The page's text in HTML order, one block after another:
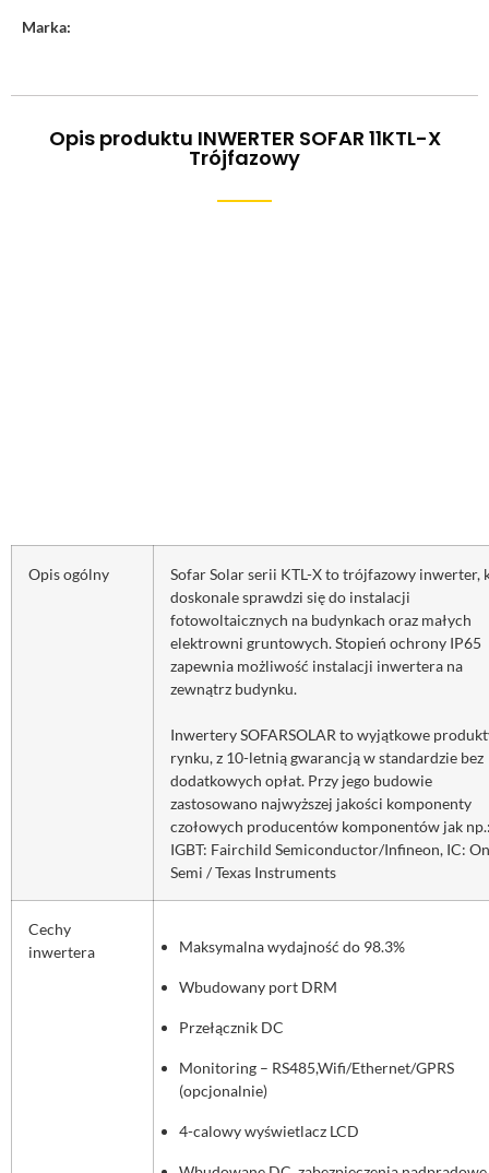
Marka:
Opis produktu INWERTER SOFAR 11KTL-X
Trójfazowy
Opis ogólny
Sofar Solar serii KTL-X to trójfazowy inwerter,
doskonale sprawdzi się do instalacji
fotowoltaicznych na budynkach oraz małych
elektrowni gruntowych. Stopień ochrony IP65
zapewnia możliwość instalacji inwertera na
zewnątrz budynku.
Inwertery SOFARSOLAR to wyjątkowe
rynku, z 10-letnią gwarancją w standardzie bez
dodatkowych opłat. Przy jego budowie
zastosowano najwyższej jakości komponenty
czołowych producentów komponentów jak
IGBT: Fairchild Semiconductor/Infineon, IC: On
Semi / Texas Instruments
Cechy
inwertera
Maksymalna wydajność do 98.3%
Wbudowany port DRM
Przełącznik DC
Monitoring – RS485,Wifi/Ethernet/GPRS
(opcjonalnie)
4-calowy wyświetlacz LCD